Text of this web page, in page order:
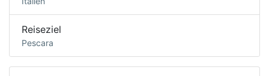
Reiseziel
Pescara